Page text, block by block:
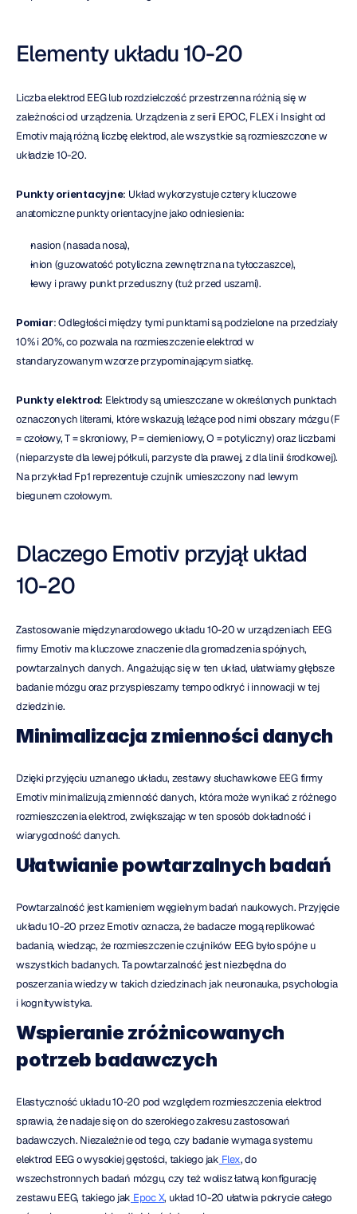
Elementy układu 10-20
Liczba elektrod EEG lub rozdzielczość przestrzenna różnią się w
zależności od urządzenia. Urządzenia z serii EPOC, FLEX i Insight od
Emotiv mają różną liczbę elektrod, ale wszystkie są rozmieszczone w
układzie 10-20.
Punkty orientacyjne: Układ wykorzystuje cztery kluczowe
anatomiczne punkty orientacyjne jako odniesienia:
nasion (nasada nosa),
inion (guzowatość potyliczna zewnętrzna na tyłoczaszce),
lewy i prawy punkt przeduszny (tuż przed uszami).
Pomiar: Odległości między tymi punktami są podzielone na przedziały
10% i 20%, co pozwala na rozmieszczenie elektrod w
standaryzowanym wzorze przypominającym siatkę.
Punkty elektrod: Elektrody są umieszczane w określonych punktach
oznaczonych literami, które wskazują leżące pod nimi obszary mózgu (F
= czołowy, T = skroniowy, P = ciemieniowy, O = potyliczny) oraz liczbami
(nieparzyste dla lewej półkuli, parzyste dla prawej, z dla linii środkowej).
Na przykład Fp1 reprezentuje czujnik umieszczony nad lewym
biegunem czołowym.
Dlaczego Emotiv przyjął układ
10-20
Zastosowanie międzynarodowego układu 10-20 w urządzeniach EEG
firmy Emotiv ma kluczowe znaczenie dla gromadzenia spójnych,
powtarzalnych danych. Angażując się w ten układ, ułatwiamy głębsze
badanie mózgu oraz przyspieszamy tempo odkryć i innowacji w tej
dziedzinie.
Minimalizacja zmienności danych
Dzięki przyjęciu uznanego układu, zestawy słuchawkowe EEG firmy
Emotiv minimalizują zmienność danych, która może wynikać z różnego
rozmieszczenia elektrod, zwiększając w ten sposób dokładność i
wiarygodność danych.
Ułatwianie powtarzalnych badań
Powtarzalność jest kamieniem węgielnym badań naukowych. Przyjęcie
układu 10-20 przez Emotiv oznacza, że badacze mogą replikować
badania, wiedząc, że rozmieszczenie czujników EEG było spójne u
wszystkich badanych. Ta powtarzalność jest niezbędna do
poszerzania wiedzy w takich dziedzinach jak neuronauka, psychologia
i kognitywistyka.
Wspieranie zróżnicowanych
potrzeb badawczych
Elastyczność układu 10-20 pod względem rozmieszczenia elektrod
sprawia, że nadaje się on do szerokiego zakresu zastosowań
badawczych. Niezależnie od tego, czy badanie wymaga systemu
elektrod EEG o wysokiej gęstości, takiego jak Flex, do
wszechstronnych badań mózgu, czy też wolisz łatwą konfigurację
zestawu EEG, takiego jak Epoc X, układ 10-20 ułatwia pokrycie całego